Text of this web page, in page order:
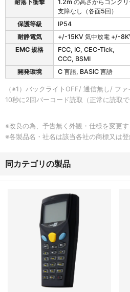
耐落下衝撃
1.2m の高さからコンク
支障なし（各面5回）
保護等級
IP54
耐静電気
+/-15KV 気中放電 +/-
EMC 規格
FCC, IC, CEC-Tick,
CCC, BSMI
開発環境
C 言語, BASIC 言語
（※1）バックライトOFF/ 通信無し/ フ
10秒に2回バーコード読取（正常に読取
※改良の為、予告無く外観・仕様を変更す
※各製品名・社名は該当各社の商標又は登
同カテゴリの製品